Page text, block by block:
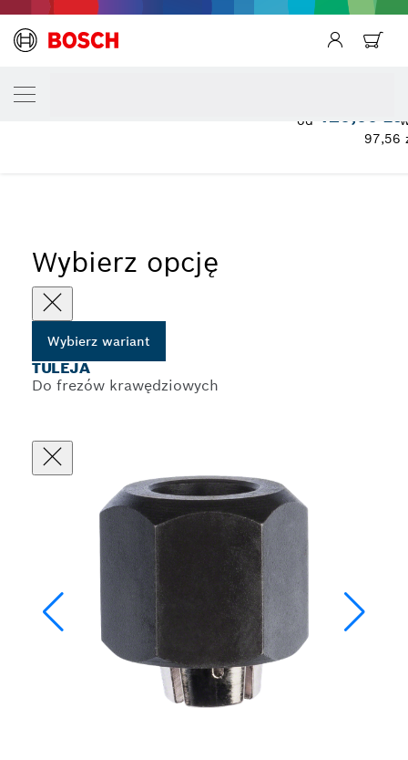
Wybierz opcję
Wybierz wariant
TULEJA
Do frezów krawędziowych
TWÓJ WARIANT WYBORU
od 120,00 zł
97,56